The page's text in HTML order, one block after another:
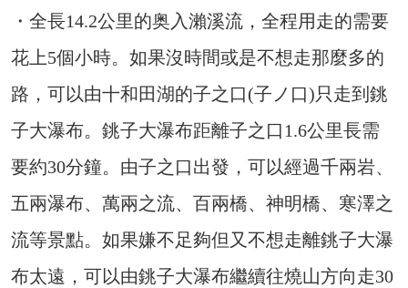
・全長14.2公里的奥入瀨溪流，全程用走的需要
花上5個小時。如果沒時間或是不想走那麼多的
路，可以由十和田湖的子之口(子ノ口)只走到銚
子大瀑布。銚子大瀑布距離子之口1.6公里長需
要約30分鐘。由子之口出發，可以經過千兩岩、
五兩瀑布、萬兩之流、百兩橋、神明橋、寒澤之
流等景點。如果嫌不足夠但又不想走離銚子大瀑
布太遠，可以由銚子大瀑布繼續往燒山方向走30